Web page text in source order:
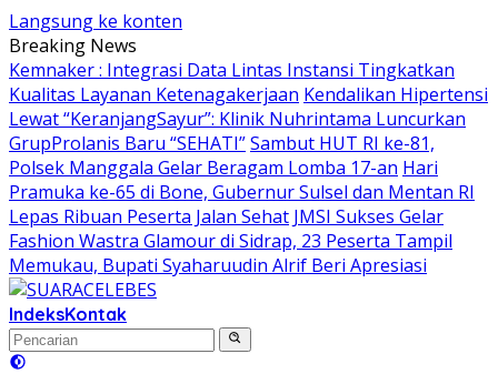
Langsung ke konten
Breaking News
Kemnaker : Integrasi Data Lintas Instansi Tingkatkan
Kualitas Layanan Ketenagakerjaan Kendalikan Hipertensi
Lewat “KeranjangSayur”: Klinik Nuhrintama Luncurkan
GrupProlanis Baru “SEHATI”Sambut HUT RI ke-81,
Polsek Manggala Gelar Beragam Lomba 17-an Hari
Pramuka ke-65 di Bone, Gubernur Sulsel dan Mentan RI
Lepas Ribuan Peserta Jalan Sehat JMSI Sukses Gelar
Fashion Wastra Glamour di Sidrap, 23 Peserta Tampil
Memukau, Bupati Syaharuudin Alrif Beri Apresiasi
IndeksKontak